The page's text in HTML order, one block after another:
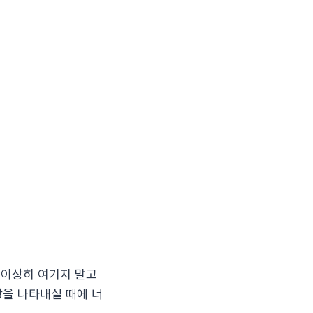
상히 여기지 말고
나타내실 때에 너